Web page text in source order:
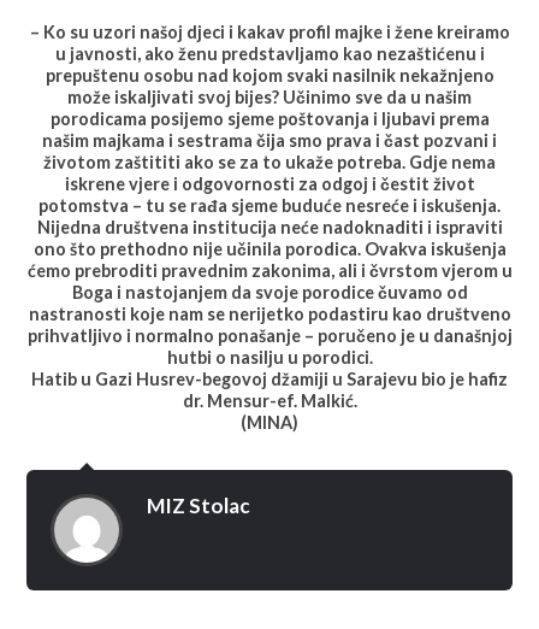
– Ko su uzori našoj djeci i kakav profil majke i žene kreiramo
u javnosti, ako ženu predstavljamo kao nezaštićenu i
prepuštenu osobu nad kojom svaki nasilnik nekažnjeno
može iskaljivati svoj bijes? Učinimo sve da u našim
porodicama posijemo sjeme poštovanja i ljubavi prema
našim majkama i sestrama čija smo prava i čast pozvani i
životom zaštititi ako se za to ukaže potreba. Gdje nema
iskrene vjere i odgovornosti za odgoj i čestit život
potomstva – tu se rađa sjeme buduće nesreće i iskušenja.
Nijedna društvena institucija neće nadoknaditi i ispraviti
ono što prethodno nije učinila porodica. Ovakva iskušenja
ćemo prebroditi pravednim zakonima, ali i čvrstom vjerom u
Boga i nastojanjem da svoje porodice čuvamo od
nastranosti koje nam se nerijetko podastiru kao društveno
prihvatljivo i normalno ponašanje – poručeno je u današnjoj
hutbi o nasilju u porodici.
Hatib u Gazi Husrev-begovoj džamiji u Sarajevu bio je hafiz
dr. Mensur-ef. Malkić.
(MINA)
MIZ Stolac